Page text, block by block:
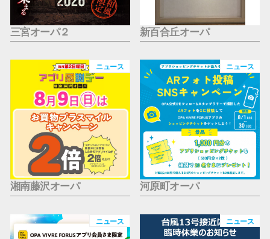
三宮オーパ２ 新百合丘オーパ
ニュース
湘南藤沢オーパ
ニュース
河原町オーパ
ニュース ニュース